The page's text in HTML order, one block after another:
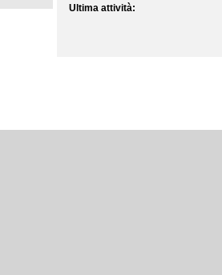
Ultima attività: